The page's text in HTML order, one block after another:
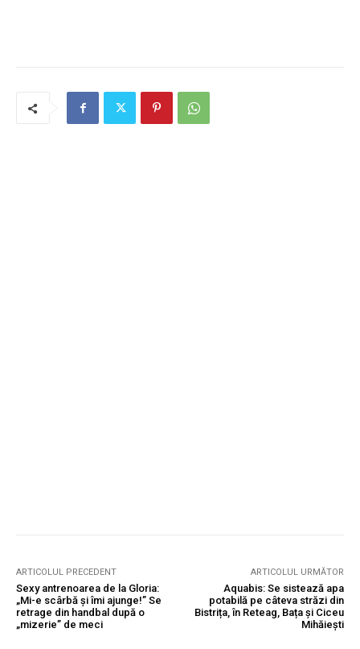
ARTICOLUL PRECEDENT
Sexy antrenoarea de la Gloria:
„Mi-e scârbă și îmi ajunge!” Se
retrage din handbal după o
„mizerie” de meci
ARTICOLUL URMĂTOR
Aquabis: Se sistează apa
potabilă pe câteva străzi din
Bistrița, în Reteag, Bața și Ciceu
Mihăiești